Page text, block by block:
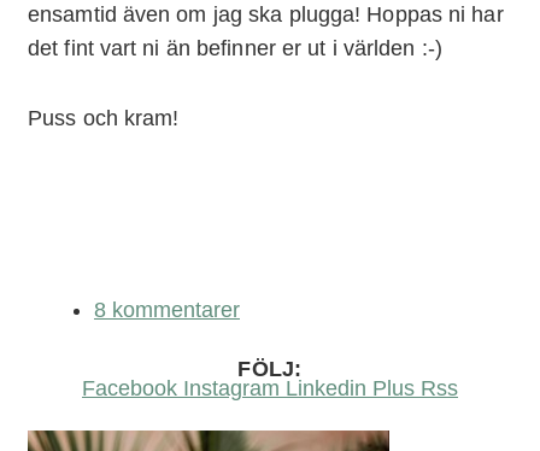
ensamtid även om jag ska plugga! Hoppas ni har
det fint vart ni än befinner er ut i världen :-)
Puss och kram!
8 kommentarer
FÖLJ:
Facebook Instagram Linkedin Plus Rss